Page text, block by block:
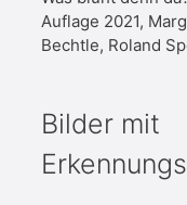
Auflage 2021,
Bechtle, Roland
Bilder mit